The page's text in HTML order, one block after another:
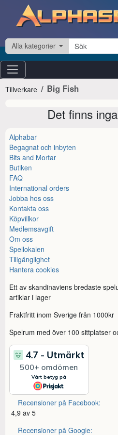
Hoppa till innehåll
Alla kategorier
Tillverkare Big Fish
Det finns
Alphabar
Begagnat och inbyten
Bits and Mortar
Butiken
FAQ
International orders
Jobba hos oss
Kontakta oss
Köpvillkor
Medlemsavgift
Om oss
Spellokalen
Tillgänglighet
Hantera cookies
Ett av skandinaviens bredaste
artiklar i lager
Fraktfritt inom Sverige från 1000kr
Spelrum med över 100 sittplatser
Recensioner på Facebook:
4,9 av 5
Recensioner på Google: